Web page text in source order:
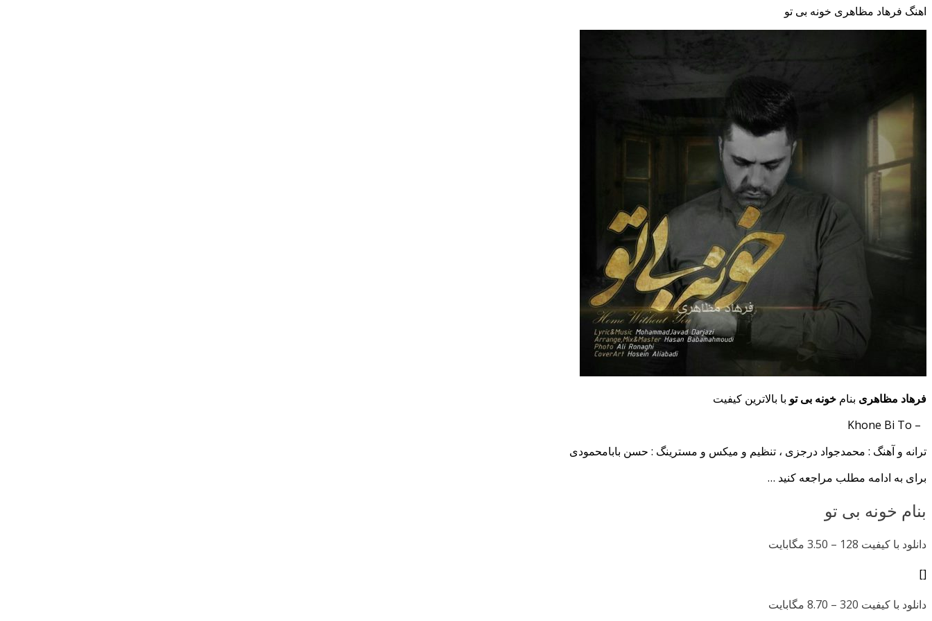
اهنگ فرهاد مظاهری خونه بی تو
فرهاد مظاهری بنام خونه بی تو با بالاترین کیفیت
– Khone Bi To
ترانه و آهنگ : محمدجواد درجزی ، تنظیم و میکس و مسترینگ : حسن بابامحمودی
برای به ادامه مطلب مراجعه کنید …
بنام خونه بی تو
دانلود با کیفیت 128 –
3.50 مگابایت
[]
دانلود با کیفیت 320 –
8.70 مگابایت